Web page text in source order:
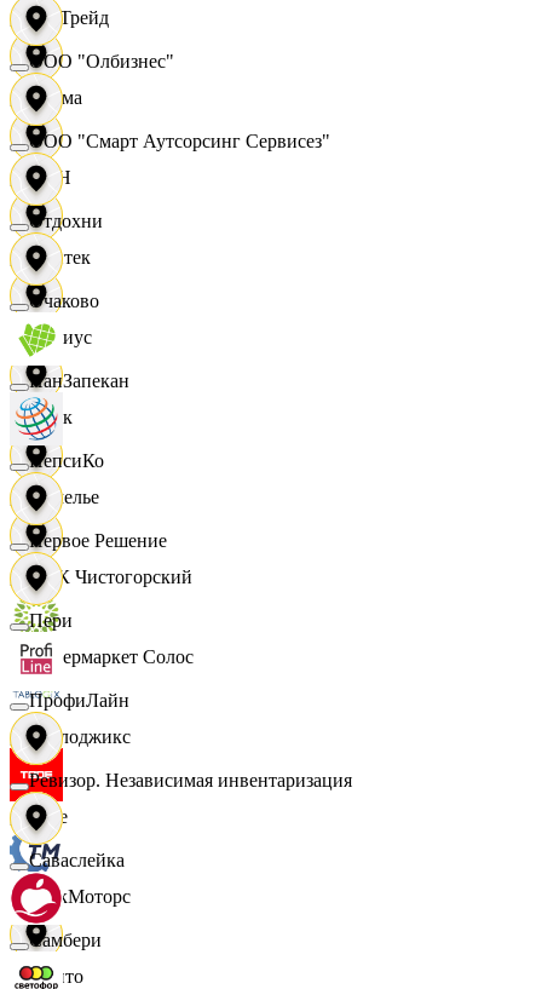
СетТрейд
Сигма
СИН
Синтек
Сириус
Смак
Сомелье
СПК Чистогорский
Супермаркет Солос
Таблоджикс
Твое
ТракМоторс
Фрито
ООО "Олбизнес"
ООО "Смарт Аутсорсинг Сервисез"
Отдохни
Очаково
ПанЗапекан
ПепсиКо
Первое Решение
Пери
ПрофиЛайн
Ревизор. Независимая инвентаризация
Саваслейка
Самбери